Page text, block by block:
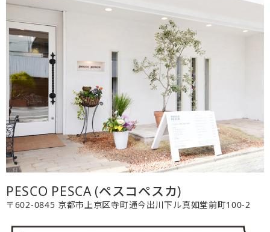
PESCO PESCA (ペスコペスカ)
〒602-0845 京都市上京区寺町通今出川下ル真如堂前町100-2